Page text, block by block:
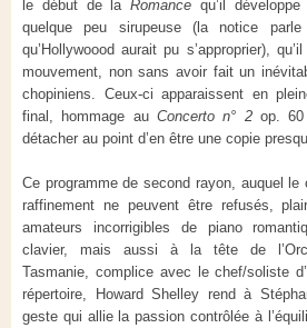
le début de laRomancequ’il
quelque peu sirupeuse (la notice
qu’Hollywoood aurait pu s’approprier),
mouvement, non sans avoir fait un
chopiniens. Ceux-ci apparaissent en
final, hommage au Concerto n° 2op. 60
détacher au point d’en être une copie
Ce programme de second rayon, auquel
raffinement ne peuvent être refusés,
amateurs incorrigibles de piano
clavier, mais aussi à la tête de
Tasmanie, complice avec le chef/soliste
répertoire, Howard Shelley rend à
geste qui allie la passion contrôlée à